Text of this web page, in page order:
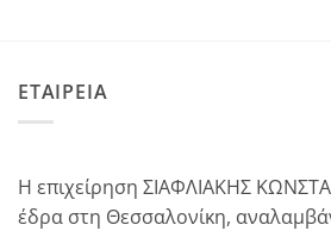
ΕΤΑΙΡΕΙΑ
Η επιχείρηση ΣΙΑΦΛΙΑΚΗΣ
έδρα στη Θεσσαλονίκη,